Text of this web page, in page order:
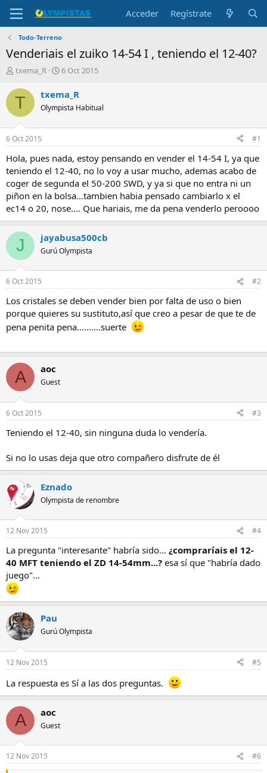
Acceder Regístrate
Todo-Terreno
Venderiais el zuiko 14-54 I , teniendo el 12-40?
I
i
a
d
o
r
e
l
t
e
m
a
txema_R
F
c
h
a
i
n
i
c
i
o
6 Oct 2015
T txema_R
Olympista Habitual
6 Oct 2015 #1
Hola, pues nada, estoy pensando en vender el 14-54 I, ya que
teniendo el 12-40, no lo voy a usar mucho, ademas acabo de
coger de segunda el 50-200 SWD, y ya si que no entra ni un
piñon en la bolsa...tambien habia pensado cambiarlo x el
ec14 o 20, nose.... Que hariais, me da pena venderlo peroooo
J jayabusa500cb
Gurú Olympista
6 Oct 2015 #2
Los cristales se deben vender bien por falta de uso o bien
porque quieres su sustituto,así que creo a pesar de que te de
pena penita pena..........suerte
A aoc
Guest
6 Oct 2015 #3
Teniendo el 12-40, sin ninguna duda lo vendería.
Si no lo usas deja que otro compañero disfrute de él
Eznado
Olympista de renombre
12 Nov 2015 #4
La pregunta "interesante" habría sido... ¿compraríais el 12-
40 MFT teniendo el ZD 14-54mm...? esa sí que "habría dado
juego"...
Pau
Gurú Olympista
12 Nov 2015 #5
La respuesta es Sí a las dos preguntas.
A aoc
Guest
12 Nov 2015 #6